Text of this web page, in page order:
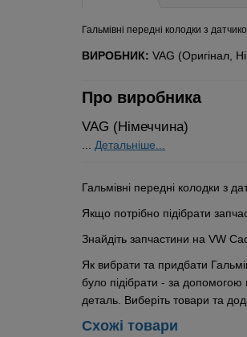
Гальмівні передні колодки з
ВИРОБНИК: VAG (Оригінал,
Про виробника
VAG (Німеччина)
Детальніше...
Гальмівні передні колодки з
Якщо потрібно підібрати
Знайдіть запчастини на VW
Як вибрати та придбати
було підібрати - за
деталь. Виберіть товари та
Схожі товари